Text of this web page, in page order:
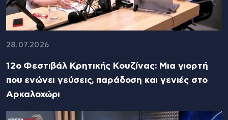
28.07.2026
12ο Φεστιβάλ Κρητικής Κουζίνας: Μια γιορτή
που ενώνει γεύσεις, παράδοση και γενιές στο
Αρκαλοχώρι